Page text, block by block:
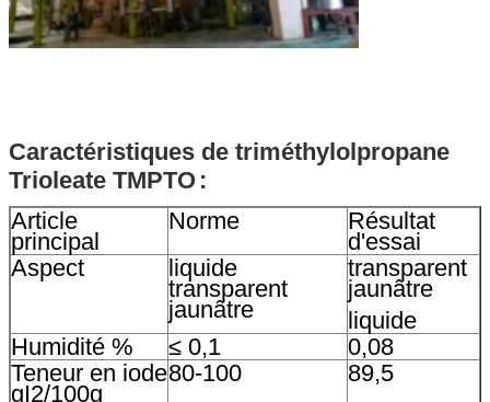
SOUMETTRE
Caractéristiques de triméthylolpropane
Trioleate TMPTO :
Article
principal
Norme Résultat
d'essai
Aspect
liquide
transparent
jaunâtre
transparent
jaunâtre
liquide
Humidité %
≤ 0,1
0,08
Teneur en iode
gI2/100g
80-100
89,5